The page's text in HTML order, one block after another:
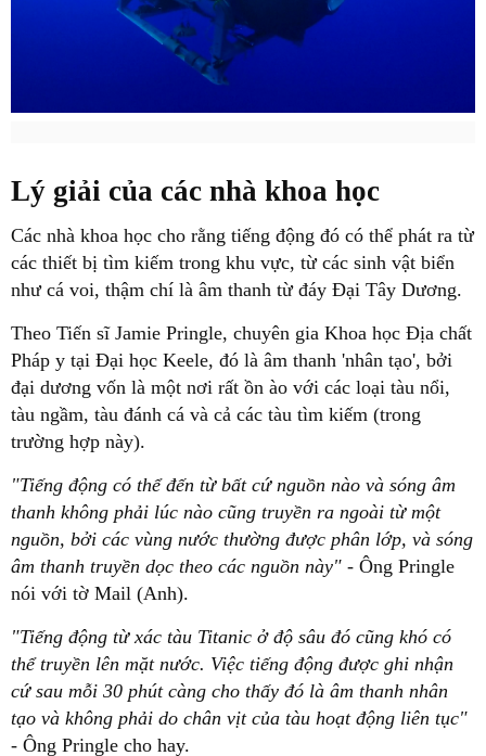
Lý giải của các nhà khoa học
Các nhà khoa học cho rằng tiếng động đó có thể phát ra từ
các thiết bị tìm kiếm trong khu vực, từ các sinh vật biển
như cá voi, thậm chí là âm thanh từ đáy Đại Tây Dương.
Theo Tiến sĩ Jamie Pringle, chuyên gia Khoa học Địa chất
Pháp y tại Đại học Keele, đó là âm thanh 'nhân tạo', bởi
đại dương vốn là một nơi rất ồn ào với các loại tàu nổi,
tàu ngầm, tàu đánh cá và cả các tàu tìm kiếm (trong
trường hợp này).
"Tiếng động có thể đến từ bất cứ nguồn nào và sóng âm
thanh không phải lúc nào cũng truyền ra ngoài từ một
nguồn, bởi các vùng nước thường được phân lớp, và sóng
âm thanh truyền dọc theo các nguồn này" - Ông Pringle
nói với tờ Mail (Anh).
"Tiếng động từ xác tàu Titanic ở độ sâu đó cũng khó có
thể truyền lên mặt nước. Việc tiếng động được ghi nhận
cứ sau mỗi 30 phút càng cho thấy đó là âm thanh nhân
tạo và không phải do chân vịt của tàu hoạt động liên tục"
- Ông Pringle cho hay.